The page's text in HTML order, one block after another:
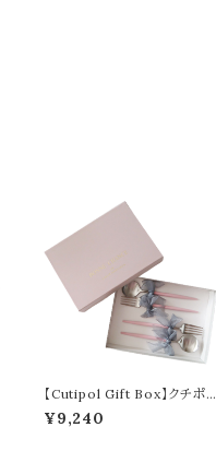
【Cutipol Gift Box】クチポー
ル GOA シルバー 4本セット
¥9,240